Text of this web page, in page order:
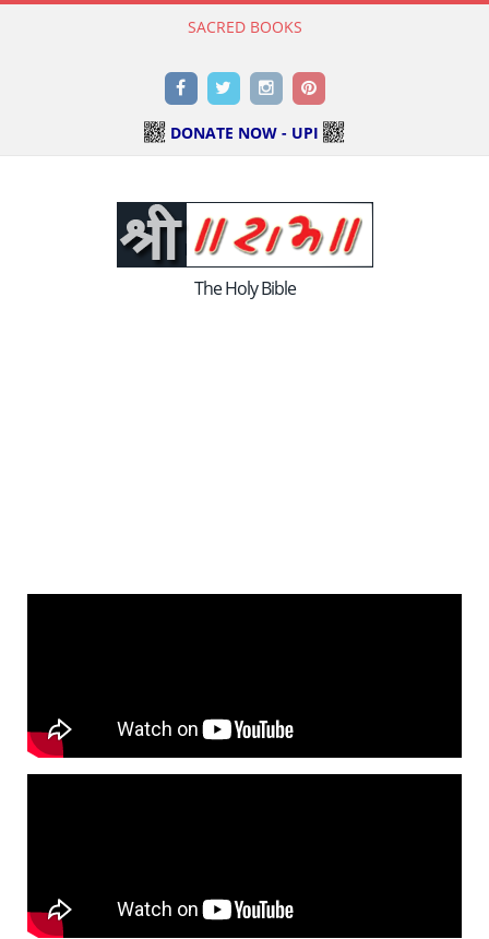
SACRED BOOKS
FacebookTwitterInstagramPinterest
DONATE NOW - UPI
The Holy Bible